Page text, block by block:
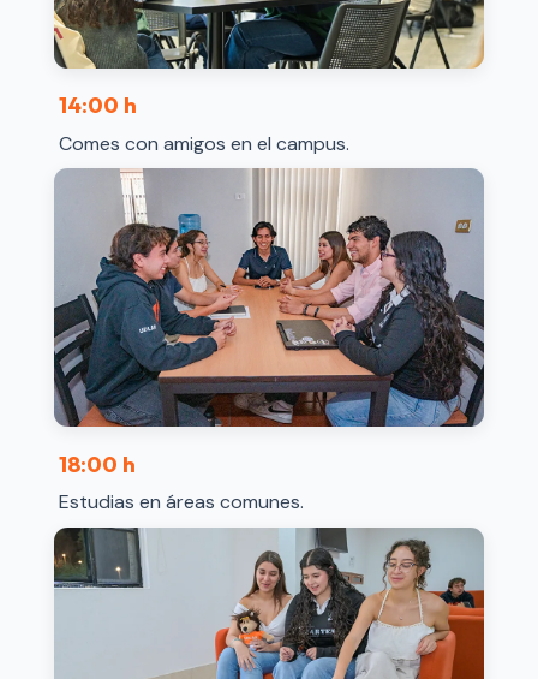
14:00 h
Comes con amigos en el campus.
18:00 h
Estudias en áreas comunes.